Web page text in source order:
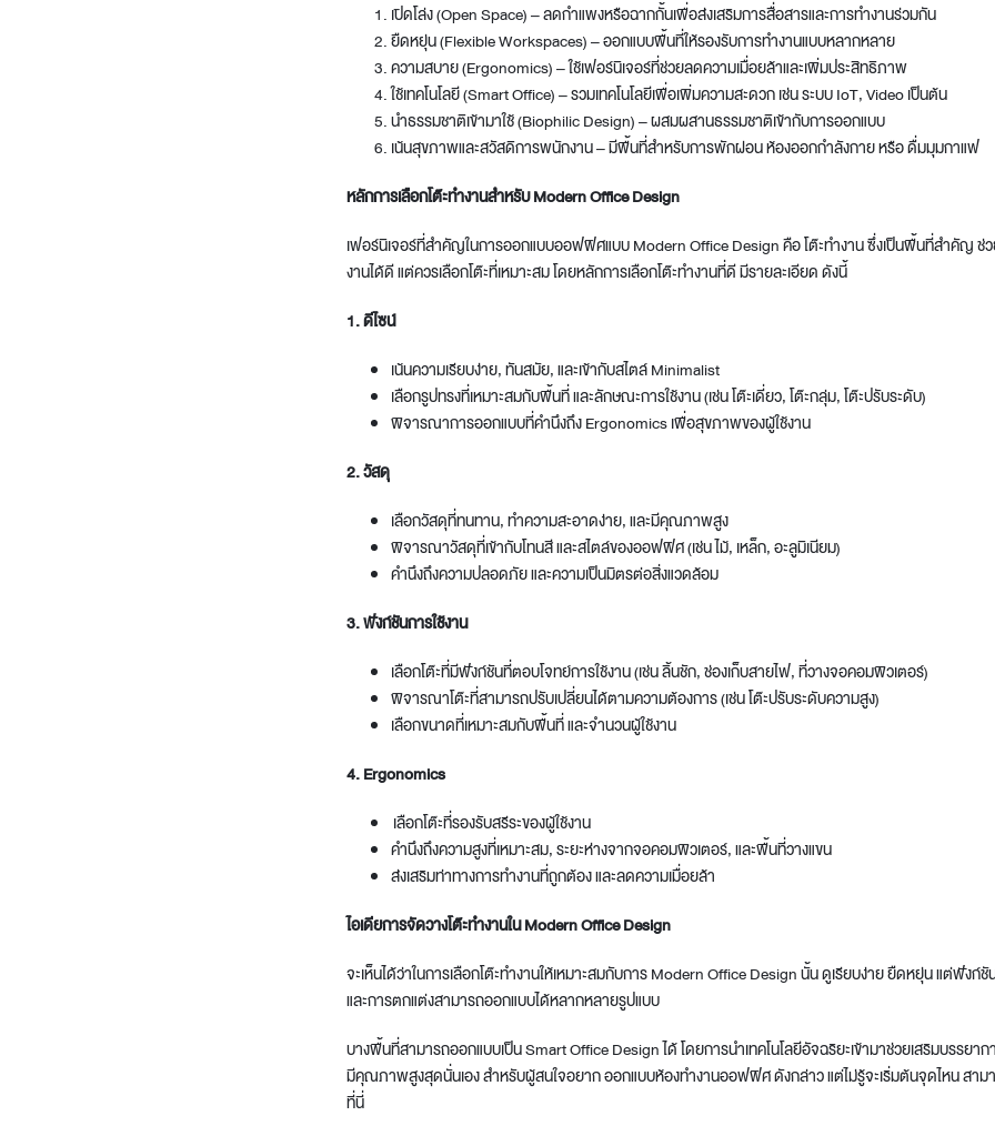
เปิดโล่ง (Open Space) – ลดกำแพงหรือฉากกั้นเพื่อส่งเสริมการสื่อสารและการทำงานร่วมกัน
ยืดหยุ่น (Flexible Workspaces) – ออกแบบพื้นที่ให้รองรับการทำงานแบบหลากหลาย
ความสบาย (Ergonomics) – ใช้เฟอร์นิเจอร์ที่ช่วยลดความเมื่อยล้าและเพิ่มประสิทธิภาพ
ใช้เทคโนโลยี (Smart Office) – รวมเทคโนโลยีเพื่อเพิ่มความสะดวก เช่น ระบบ IoT, Video เป็นต้น
นำธรรมชาติเข้ามาใช้ (Biophilic Design) – ผสมผสานธรรมชาติเข้ากับการออกแบบ
เน้นสุขภาพและสวัสดิการพนักงาน – มีพื้นที่สำหรับการพักผ่อน ห้องออกกำลังกาย หรือ ดื่มมุมกาแฟ
หลักการเลือกโต๊ะทำงานสำหรับ Modern Office Design
เฟอร์นิเจอร์ที่สำคัญในการออกแบบออฟฟิศแบบModern Office Designคือ โต๊ะทำงาน ซึ่งเป็นพื้นที่สำคัญ ช่
งานได้ดี แต่ควรเลือกโต๊ะที่เหมาะสม โดยหลักการเลือกโต๊ะทำงานที่ดี มีรายละเอียด ดังนี้
1. ดีไซน์
เน้นความเรียบง่าย, ทันสมัย, และเข้ากับสไตล์ Minimalist
เลือกรูปทรงที่เหมาะสมกับพื้นที่ และลักษณะการใช้งาน (เช่น โต๊ะเดี่ยว, โต๊ะกลุ่ม, โต๊ะปรับระดับ)
พิจารณาการออกแบบที่คำนึงถึง Ergonomics เพื่อสุขภาพของผู้ใช้งาน
2. วัสดุ
เลือกวัสดุที่ทนทาน, ทำความสะอาดง่าย, และมีคุณภาพสูง
พิจารณาวัสดุที่เข้ากับโทนสี และสไตล์ของออฟฟิศ (เช่น ไม้, เหล็ก, อะลูมิเนียม)
คำนึงถึงความปลอดภัย และความเป็นมิตรต่อสิ่งแวดล้อม
3. ฟังก์ชันการใช้งาน
เลือกโต๊ะที่มีฟังก์ชันที่ตอบโจทย์การใช้งาน (เช่น ลิ้นชัก, ช่องเก็บสายไฟ, ที่วางจอคอมพิวเตอร์)
พิจารณาโต๊ะที่สามารถปรับเปลี่ยนได้ตามความต้องการ (เช่น โต๊ะปรับระดับความสูง)
เลือกขนาดที่เหมาะสมกับพื้นที่ และจำนวนผู้ใช้งาน
4. Ergonomics
เลือกโต๊ะที่รองรับสรีระของผู้ใช้งาน
คำนึงถึงความสูงที่เหมาะสม, ระยะห่างจากจอคอมพิวเตอร์, และพื้นที่วางแขน
ส่งเสริมท่าทางการทำงานที่ถูกต้อง และลดความเมื่อยล้า
ไอเดียการจัดวางโต๊ะทำงานใน Modern Office Design
จะเห็นได้ว่าในการเลือกโต๊ะทำงานให้เหมาะสมกับการModern Office Designนั้น ดูเรียบง่าย ยืดหยุ่น แต่ฟังก์ชั
และการตกแต่งสามารถออกแบบได้หลากหลายรูปแบบ
บางพื้นที่สามารถออกแบบเป็นSmart Office Designได้ โดยการนำเทคโนโลยีอัจฉริยะเข้ามาช่วยเสริมบรรยา
มีคุณภาพสูงสุดนั่นเอง สำหรับผู้สนใจอยาก ออกแบบห้องทำงานออฟฟิศ ดังกล่าว แต่ไม่รู้จะเริ่มต้นจุดไหน สามา
ที่นี่